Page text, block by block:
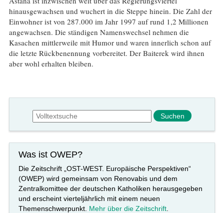
hinausgewachsen und wuchert in die Steppe hinein. Die Zahl der
Einwohner ist von 287.000 im Jahr 1997 auf rund 1,2 Millionen
angewachsen. Die ständigen Namenswechsel nehmen die
Kasachen mittlerweile mit Humor und waren innerlich schon auf
die letzte Rückbenennung vorbereitet. Der Baiterek wird ihnen
aber wohl erhalten bleiben.
Suchformular
Suche
Was ist OWEP?
Die Zeitschrift „OST-WEST. Europäische Perspektiven“
(OWEP) wird gemeinsam von Renovabis und dem
Zentralkomittee der deutschen Katholiken herausgegeben
und erscheint vierteljährlich mit einem neuen
Themenschwerpunkt. Mehr über die Zeitschrift